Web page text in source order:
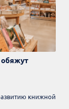
книжной